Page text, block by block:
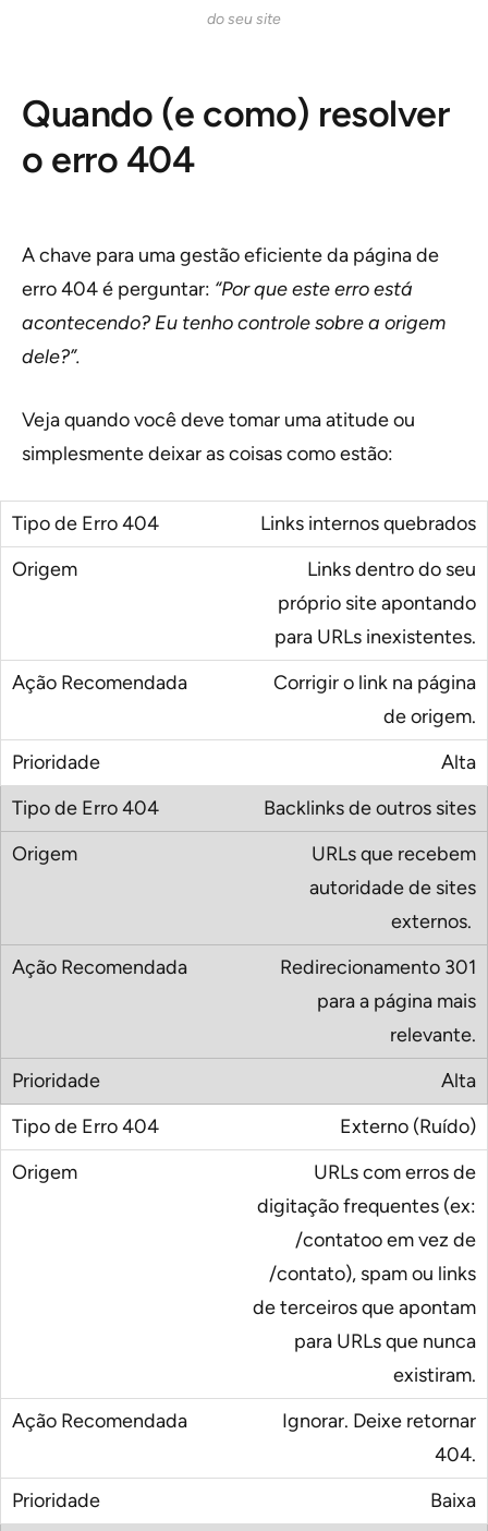
do seu site
Quando (e como) resolver
o erro 404
A chave para uma gestão eficiente da página de
erro 404 é perguntar: “Por que este erro está
acontecendo? Eu tenho controle sobre a origem
dele?”.
Veja quando você deve tomar uma atitude ou
simplesmente deixar as coisas como estão:
Links internos quebrados
Links dentro do seu
próprio site apontando
para URLs inexistentes.
Corrigir o link na página
de origem.
Alta
Backlinks de outros sites
URLs que recebem
autoridade de sites
externos.
Redirecionamento 301
para a página mais
relevante.
Alta
Externo (Ruído)
URLs com erros de
digitação frequentes (ex:
/contatoo em vez de
/contato), spam ou links
de terceiros que apontam
para URLs que nunca
existiram.
Ignorar. Deixe retornar
404.
Baixa